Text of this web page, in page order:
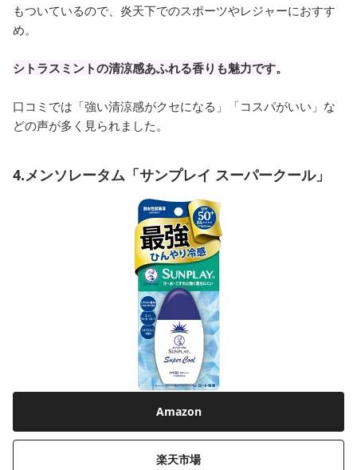
もついているので、炎天下でのスポーツやレジャーにおすす
め。
シトラスミントの清涼感あふれる香りも魅力です。
口コミでは「強い清涼感がクセになる」「コスパがいい」な
どの声が多く見られました。
4.メンソレータム「サンプレイ スーパークール」
Amazon
楽天市場